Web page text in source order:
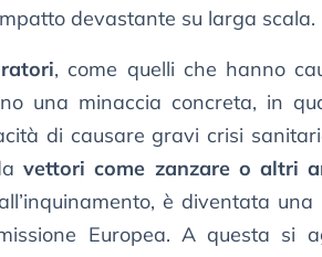
devastante su larga scala.
, come quelli che hanno
una minaccia concreta, in
di causare gravi crisi
vettori come zanzare o altri
è diventata
Europea. A questa si